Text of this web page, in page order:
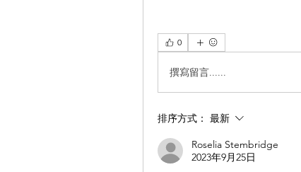
0
撰寫留言......
排序方式： 最新
Roselia Stembridge
2023年9月25日